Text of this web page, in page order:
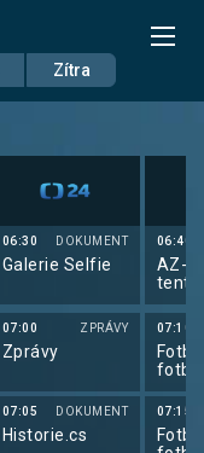
Zítra
06:30 DOKUMENT
Galerie Selfie
07:00 ZPRÁVY
Zprávy
07:05 DOKUMENT
Historie.cs
06:40
AZ-
07:10
2026
07:15